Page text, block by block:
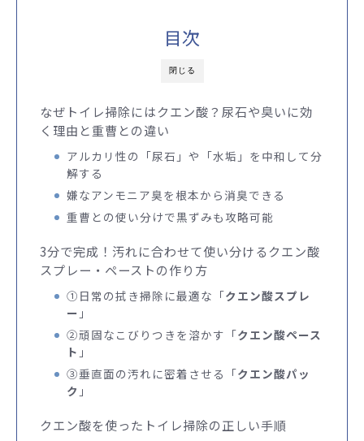
閉じる
目次
なぜトイレ掃除にはクエン酸？尿石や臭いに効
く理由と重曹との違い
アルカリ性の「尿石」や「水垢」を中和して分
解する
嫌なアンモニア臭を根本から消臭できる
重曹との使い分けで黒ずみも攻略可能
3分で完成！汚れに合わせて使い分けるクエン酸
スプレー・ペーストの作り方
①日常の拭き掃除に最適な「クエン酸スプレ
ー 」
②頑固なこびりつきを溶かす「クエン酸ペース
ト 」
③垂直面の汚れに密着させる「クエン酸パッ
ク 」
クエン酸を使ったトイレ掃除の正しい手順